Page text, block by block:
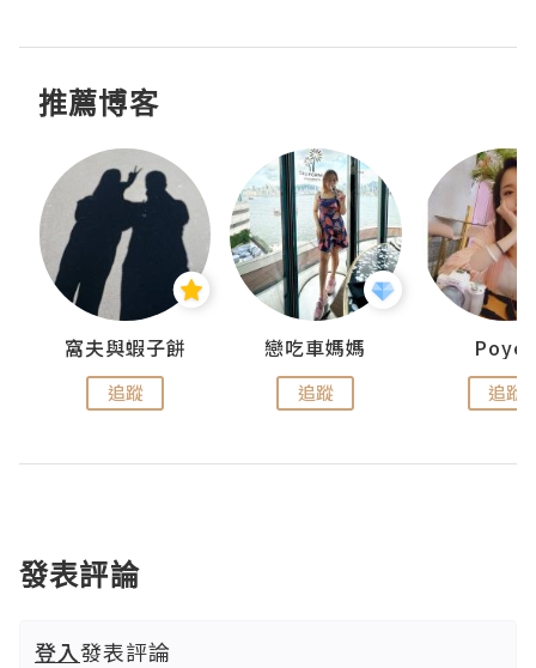
推薦博客
窩夫與蝦子餅
追蹤
戀吃車媽媽
追蹤 追蹤
發表評論
登入發表評論